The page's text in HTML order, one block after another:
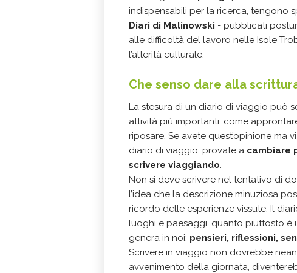
indispensabili per la ricerca, tengono
Diari di Malinowski - pubblicati
alle difficoltà del lavoro nelle Isole
l’alterità culturale.
Che senso dare alla
La stesura di un diario di viaggio può
attività più importanti, come
riposare. Se avete quest’opinione ma
diario di viaggio, provate a cambiare
scrivere viaggiando.
Non si deve scrivere nel tentativo di
l’idea che la descrizione minuziosa
ricordo delle esperienze vissute. Il
luoghi e paesaggi, quanto piuttosto è
genera in noi: pensieri, riflessioni,
Scrivere in viaggio non dovrebbe
avvenimento della giornata,